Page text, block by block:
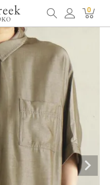
0
[BITTOKO] 冷感クラシックブラウス